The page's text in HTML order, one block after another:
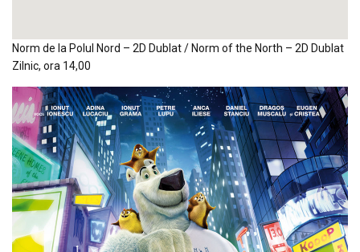
Norm de la Polul Nord – 2D Dublat / Norm of the North – 2D Dublat
Zilnic, ora 14,00